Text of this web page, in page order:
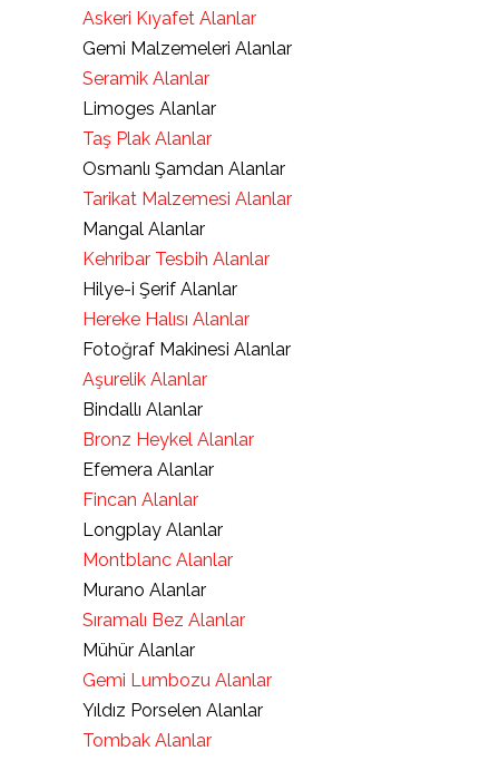
Askeri Kıyafet Alanlar
Gemi Malzemeleri Alanlar
Seramik Alanlar
Limoges Alanlar
Taş Plak Alanlar
Osmanlı Şamdan Alanlar
Tarikat Malzemesi Alanlar
Mangal Alanlar
Kehribar Tesbih Alanlar
Hilye-i Şerif Alanlar
Hereke Halısı Alanlar
Fotoğraf Makinesi Alanlar
Aşurelik Alanlar
Bindallı Alanlar
Bronz Heykel Alanlar
Efemera Alanlar
Fincan Alanlar
Longplay Alanlar
Montblanc Alanlar
Murano Alanlar
Sıramalı Bez Alanlar
Mühür Alanlar
Gemi Lumbozu Alanlar
Yıldız Porselen Alanlar
Tombak Alanlar